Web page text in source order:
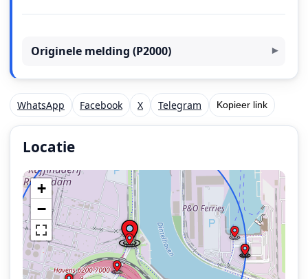
Originele melding (P2000)
WhatsApp Facebook X Telegram Kopieer link
Locatie
+
−
Locatie van het incident: Dintelweg, Europoort